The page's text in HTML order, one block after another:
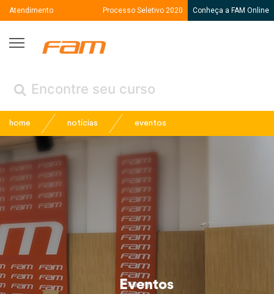
Atendimento Processo Seletivo 2020 Conheça a FAM Online
Fam
home notícias eventos
Eventos